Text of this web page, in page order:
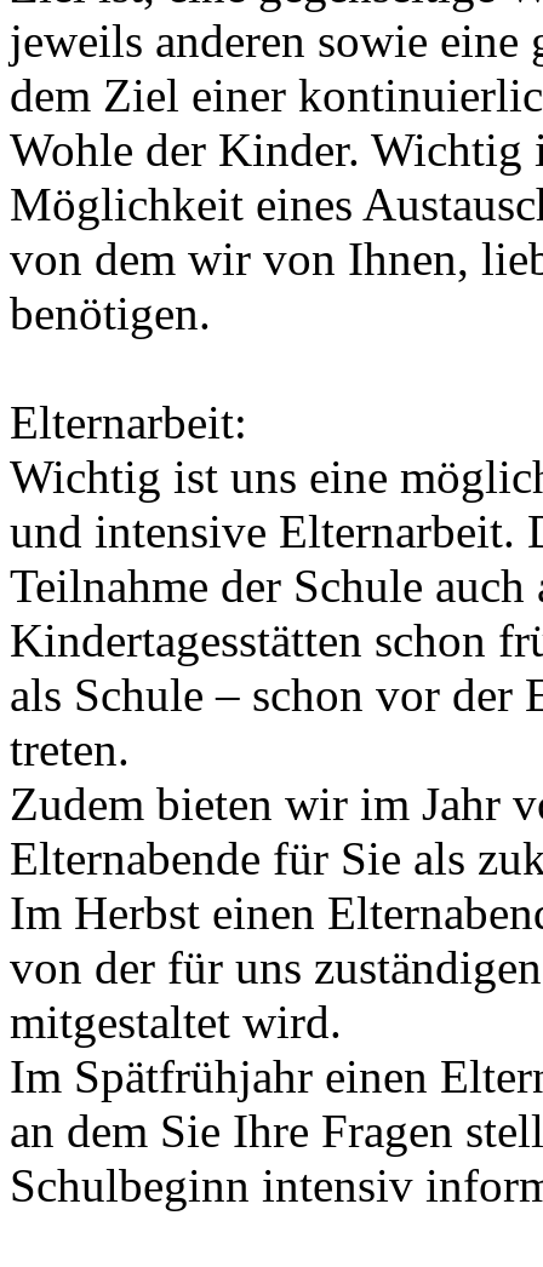
jeweils anderen sowie
dem Ziel einer
Wohle der Kinder. Wichtig
Möglichkeit eines
von dem wir von Ihnen,
benötigen.
Elternarbeit:
Wichtig ist uns eine
und intensive Elternarbeit.
Teilnahme der Schule
Kindertagesstätten schon
als Schule – schon vor
treten.
Zudem bieten wir im Jahr
Elternabende für Sie als
Im Herbst einen
von der für uns
mitgestaltet wird.
Im Spätfrühjahr einen
an dem Sie Ihre Fragen
Schulbeginn intensiv